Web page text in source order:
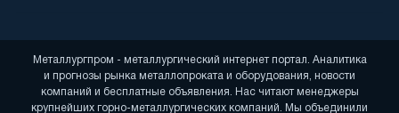
Металлургпром - металлургический интернет портал. Аналитика
и прогнозы рынка металлопроката и оборудования, новости
компаний и бесплатные объявления. Нас читают менеджеры
крупнейших горно-металлургических компаний. Мы объединили